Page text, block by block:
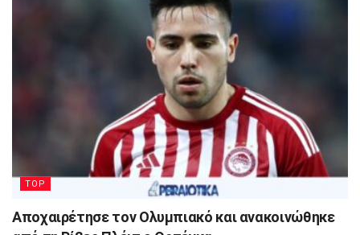
TOP
Αποχαιρέτησε τον Ολυμπιακό και ανακοινώθηκε